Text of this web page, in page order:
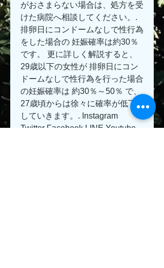
がおさまらない場合は、処方を受
けた病院へ相談してください。.
排卵日にコンドームなしで性行為
をした場合の 妊娠確率は約30％
です。 更に詳しく解説すると、
29歳以下の女性が 排卵日にコン
ドームなしで性行為を行った場合
の妊娠確率は 約30％～50％ で、
27歳頃からは徐々に確率が低下
していきます。. Instagram
Twitter Facebook LINE Youtube.